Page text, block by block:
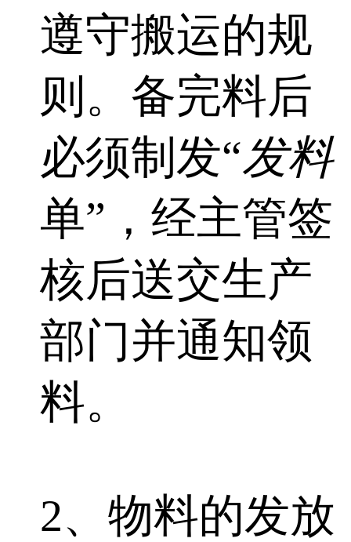
遵守搬运的规
则。备完料后
必须制发“发料
单”，经主管签
核后送交生产
部门并通知领
料。
2、物料的发放